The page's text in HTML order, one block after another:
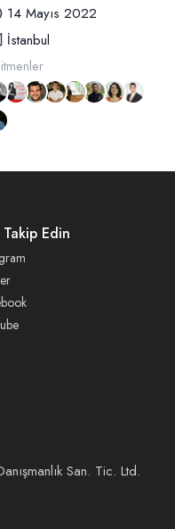
14 Mayıs 2022
İstanbul
Edin
San. Tic. Ltd.